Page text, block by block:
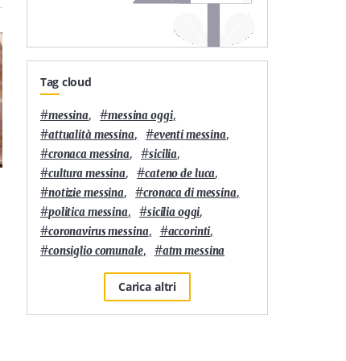
Tag cloud
#messina, #messina oggi,
#attualità messina, #eventi messina,
#cronaca messina, #sicilia,
#cultura messina, #cateno de luca,
#notizie messina, #cronaca di messina,
#politica messina, #sicilia oggi,
#coronavirus messina, #accorinti,
#consiglio comunale, #atm messina
Carica altri